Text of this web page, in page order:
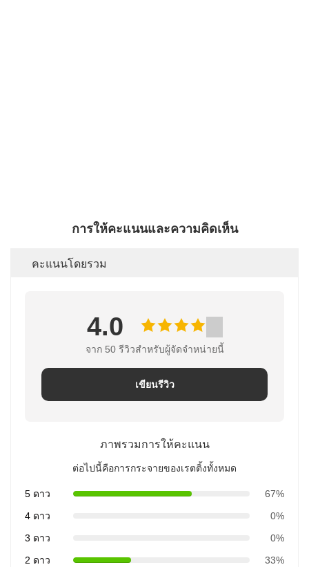
การให้คะแนนและความคิดเห็น
คะแนนโดยรวม
4.0
จาก 50 รีวิวสําหรับผู้จัดจําหน่ายนี้
เขียนรีวิว
ภาพรวมการให้คะแนน
ต่อไปนี้คือการกระจายของเรตติ้งทั้งหมด
5 ดาว
67%
4 ดาว
0%
3 ดาว
0%
2 ดาว
33%